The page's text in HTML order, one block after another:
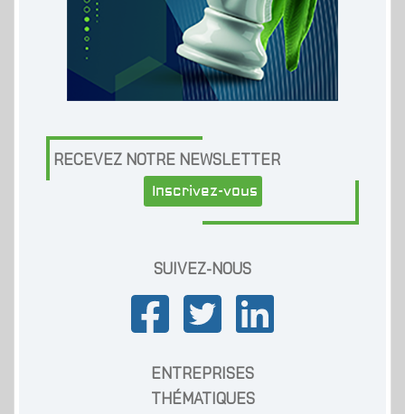
RECEVEZ NOTRE NEWSLETTER
Inscrivez-vous
SUIVEZ-NOUS
ENTREPRISES
THÉMATIQUES